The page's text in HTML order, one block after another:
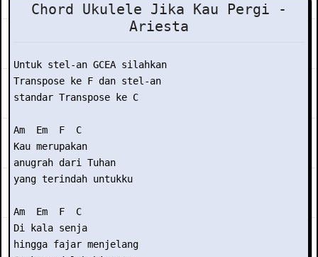
Chord Ukulele Jika Kau Pergi -
Ariesta
Untuk stel-an GCEA silahkan
Transpose ke F dan stel-an
standar Transpose ke C
Am  Em  F  C
Kau merupakan
anugrah dari Tuhan
yang terindah untukku
Am  Em  F  C
Di kala senja
hingga fajar menjelang